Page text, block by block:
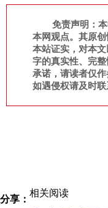
免责声明：
本网观点。其原
本站证实，对本
字的真实性、完
承诺，请读者仅作
如遇侵权请及时联
分享：
相关阅读